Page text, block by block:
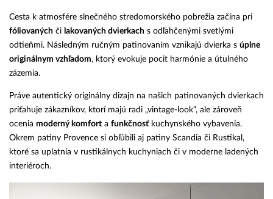
Cesta k atmosfére slnečného stredomorského pobrežia začína pri
fóliovaných či lakovaných dvierkach s odľahčenými svetlými
odtieňmi. Následným ručným patinovaním vznikajú dvierka s úplne
originálnym vzhľadom, ktorý evokuje pocit harmónie a útulného
zázemia.
Práve autentický originálny dizajn na našich patinovaných dvierkach
priťahuje zákazníkov, ktorí majú radi „vintage-look“, ale zároveň
ocenia moderný komfort a funkčnosťkuchynského vybavenia.
Okrem patiny Provence si obľúbili aj patiny Scandia či Rustikal,
ktoré sa uplatnia v rustikálnych kuchyniach či v moderne ladených
interiéroch.